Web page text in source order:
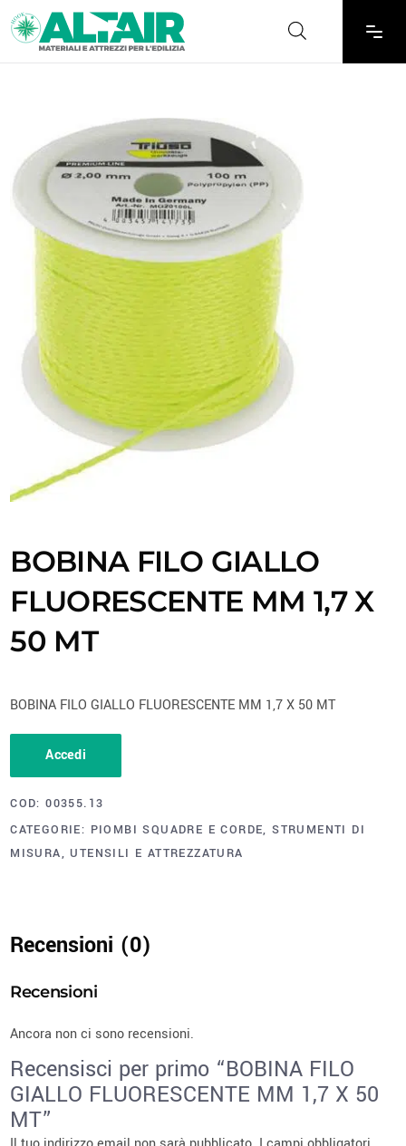
BOBINA FILO GIALLO
FLUORESCENTE MM 1,7 X
50 MT
BOBINA FILO GIALLO FLUORESCENTE MM 1,7 X 50 MT
Accedi
COD:00355.13
CATEGORIE: PIOMBI SQUADRE E CORDE,STRUMENTI DI
MISURA,UTENSILI E ATTREZZATURA
Recensioni (0)
Recensioni
Ancora non ci sono recensioni.
Recensisci per primo “BOBINA FILO
GIALLO FLUORESCENTE MM 1,7 X 50
MT”